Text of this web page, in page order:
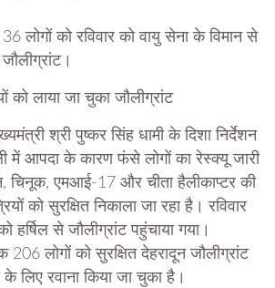
लोगों को रविवार को वायु सेना के विमान से
को लाया जा चुका जौलीग्रांट
श्री पुष्कर सिंह धामी के दिशा निर्देशन
में आपदा के कारण फंसे लोगों का रेस्क्यू जारी
चिनूक, एमआई-17 और चीता हैलीकाप्टर की
को सुरक्षित निकाला जा रहा है। रविवार
हर्षिल से जौलीग्रांट पहुंचाया गया।
लोगों को सुरक्षित देहरादून जौलीग्रांट
लिए रवाना किया जा चुका है।